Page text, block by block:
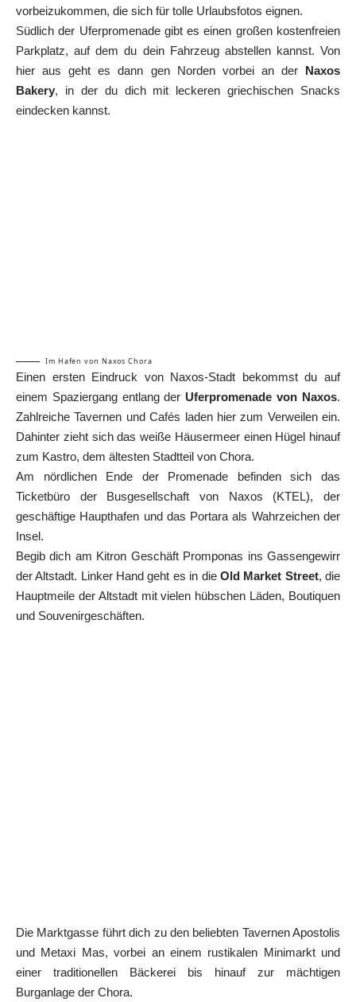
vorbeizukommen, die sich für tolle Urlaubsfotos eignen.
Südlich der Uferpromenade gibt es einen großen kostenfreien
Parkplatz, auf dem du dein Fahrzeug abstellen kannst. Von
hier aus geht es dann gen Norden vorbei an der Naxos
Bakery, in der du dich mit leckeren griechischen Snacks
eindecken kannst.
Im Hafen von Naxos Chora
Einen ersten Eindruck von Naxos-Stadt bekommst du auf
einem Spaziergang entlang der Uferpromenade von Naxos.
Zahlreiche Tavernen und Cafés laden hier zum Verweilen ein.
Dahinter zieht sich das weiße Häusermeer einen Hügel hinauf
zum Kastro, dem ältesten Stadtteil von Chora.
Am nördlichen Ende der Promenade befinden sich das
Ticketbüro der Busgesellschaft von Naxos (KTEL), der
geschäftige Haupthafen und das Portara als Wahrzeichen der
Insel.
Begib dich am Kitron Geschäft Promponas ins Gassengewirr
der Altstadt. Linker Hand geht es in die Old Market Street, die
Hauptmeile der Altstadt mit vielen hübschen Läden, Boutiquen
und Souvenirgeschäften.
Die Marktgasse führt dich zu den beliebten Tavernen Apostolis
und Metaxi Mas, vorbei an einem rustikalen Minimarkt und
einer traditionellen Bäckerei bis hinauf zur mächtigen
Burganlage der Chora.